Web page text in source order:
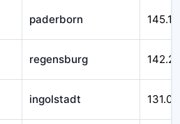
paderborn
regensburg
ingolstadt